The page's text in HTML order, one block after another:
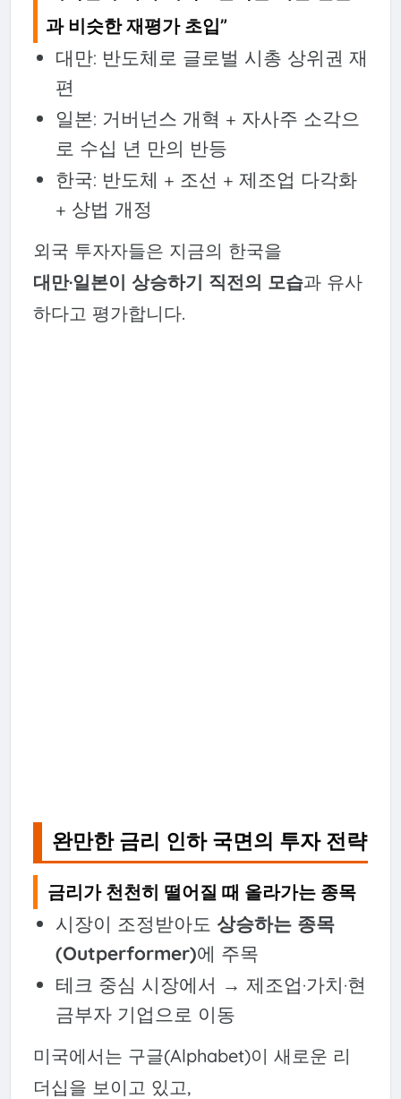
과 비슷한 재평가 초입”
대만: 반도체로 글로벌 시총 상위권 재
편
일본: 거버넌스 개혁 + 자사주 소각으
로 수십 년 만의 반등
한국: 반도체 + 조선 + 제조업 다각화
+ 상법 개정
외국 투자자들은 지금의 한국을
대만·일본이 상승하기 직전의 모습과 유사
하다고 평가합니다.
완만한 금리 인하 국면의 투자 전략
금리가 천천히 떨어질 때 올라가는 종목
시장이 조정받아도 상승하는 종목
(Outperformer)에 주목
테크 중심 시장에서 → 제조업·가치·현
금부자 기업으로 이동
미국에서는 구글(Alphabet)이 새로운 리
더십을 보이고 있고,